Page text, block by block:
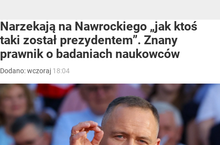
Narzekają na Nawrockiego „jak ktoś
taki został prezydentem”. Znany
prawnik o badaniach naukowców
Dodano:wczoraj 18:04